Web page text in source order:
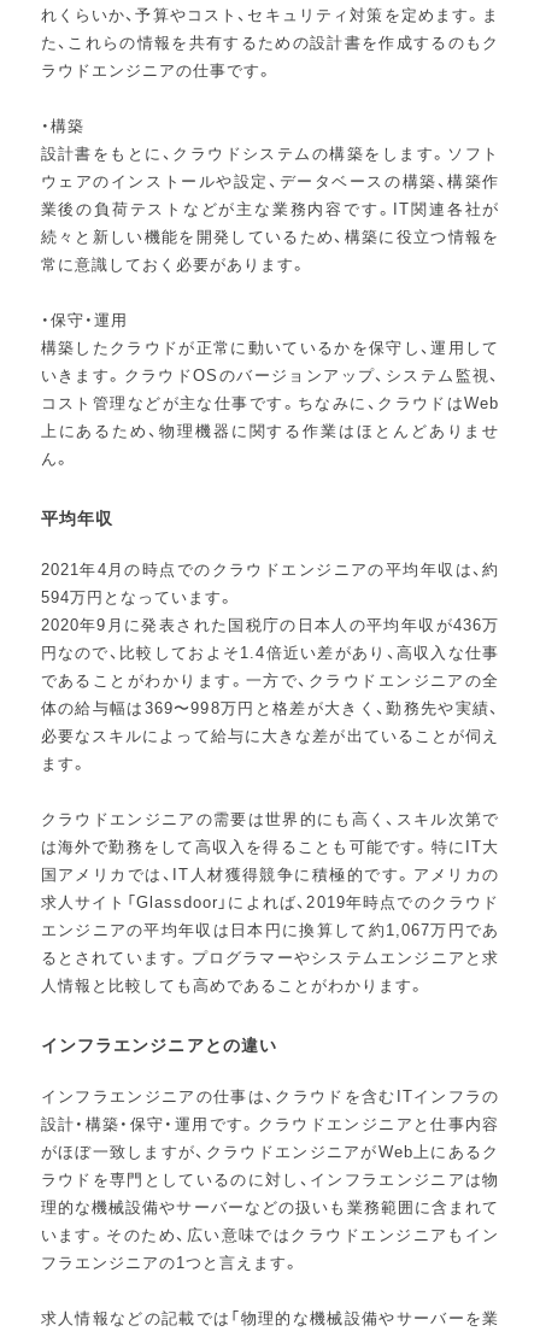
れくらいか、予算やコスト、セキュリティ対策を定めます。ま
た、これらの情報を共有するための設計書を作成するのもク
ラウドエンジニアの仕事です。
・構築
設計書をもとに、クラウドシステムの構築をします。ソフト
ウェアのインストールや設定、データベースの構築、構築作
業後の負荷テストなどが主な業務内容です。IT関連各社が
続々と新しい機能を開発しているため、構築に役立つ情報を
常に意識しておく必要があります。
・保守・運用
構築したクラウドが正常に動いているかを保守し、運用して
いきます。クラウドOSのバージョンアップ、システム監視、
コスト管理などが主な仕事です。ちなみに、クラウドはWeb
上にあるため、物理機器に関する作業はほとんどありませ
ん。
平均年収
2021年4月の時点でのクラウドエンジニアの平均年収は、約
594万円となっています。
2020年9月に発表された国税庁の日本人の平均年収が436万
円なので、比較しておよそ1.4倍近い差があり、高収入な仕事
であることがわかります。一方で、クラウドエンジニアの全
体の給与幅は369〜998万円と格差が大きく、勤務先や実績、
必要なスキルによって給与に大きな差が出ていることが伺え
ます。
クラウドエンジニアの需要は世界的にも高く、スキル次第で
は海外で勤務をして高収入を得ることも可能です。特にIT大
国アメリカでは、IT人材獲得競争に積極的です。アメリカの
求人サイト「Glassdoor」によれば、2019年時点でのクラウド
エンジニアの平均年収は日本円に換算して約1,067万円であ
るとされています。プログラマーやシステムエンジニアと求
人情報と比較しても高めであることがわかります。
インフラエンジニアとの違い
インフラエンジニアの仕事は、クラウドを含むITインフラの
設計・構築・保守・運用です。クラウドエンジニアと仕事内容
がほぼ一致しますが、クラウドエンジニアがWeb上にあるク
ラウドを専門としているのに対し、インフラエンジニアは物
理的な機械設備やサーバーなどの扱いも業務範囲に含まれて
います。そのため、広い意味ではクラウドエンジニアもイン
フラエンジニアの1つと言えます。
求人情報などの記載では「物理的な機械設備やサーバーを業